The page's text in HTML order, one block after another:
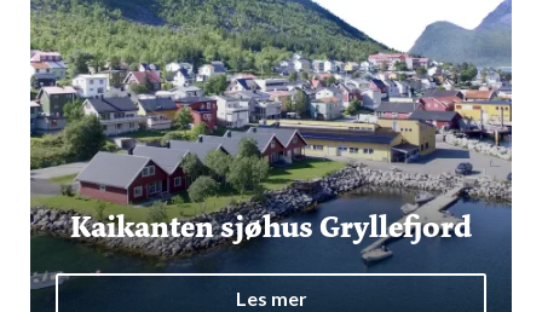
Kaikanten sjøhus Gryllefjord
Les mer